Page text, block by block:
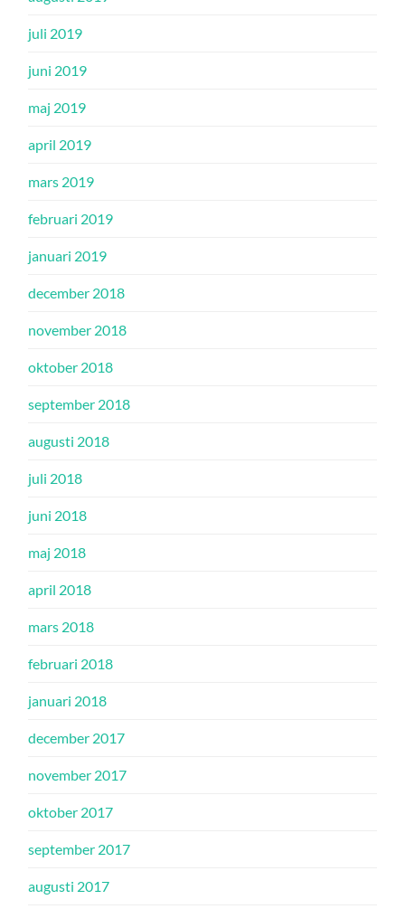
juli 2019
juni 2019
maj 2019
april 2019
mars 2019
februari 2019
januari 2019
december 2018
november 2018
oktober 2018
september 2018
augusti 2018
juli 2018
juni 2018
maj 2018
april 2018
mars 2018
februari 2018
januari 2018
december 2017
november 2017
oktober 2017
september 2017
augusti 2017